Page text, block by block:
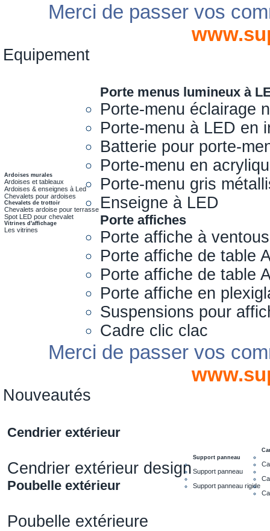
Merci de passer vos
Equipement
Ardoises murales
Ardoises et tableaux
Ardoises & enseignes à Led
Chevalets pour ardoises
Chevalets de trottoir
Chevalets ardoise pour terrasse
Spot LED pour chevalet
Vitrines d'affichage
Les vitrines
Porte menus lumineux à
Porte-menu éclairage
Porte-menu à LED en
Batterie pour porte-
Porte-menu en
Porte-menu gris
Enseigne à LED
Porte affiches
Porte affiche à
Porte affiche de table
Porte affiche de table
Porte affiche en
Suspensions pour
Cadre clic clac
Merci de passer vos
Nouveautés
Cendrier extérieur
Cendrier extérieur design
Poubelle extérieur
Poubelle extérieure
Support panneau
Support panneau
Support panneau rigide